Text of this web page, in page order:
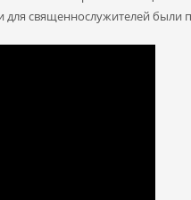
для священнослужителей